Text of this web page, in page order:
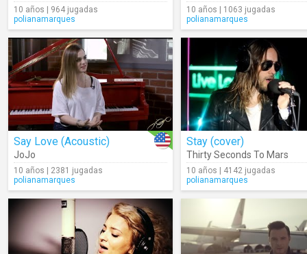
10 años | 964 jugadas
polianamarques
10 años | 1063 jugadas
polianamarques
Say Love (Acoustic)
JoJo
10 años | 2381 jugadas
polianamarques
Stay (cover)
Thirty Seconds To Mars
10 años | 4142 jugadas
polianamarques